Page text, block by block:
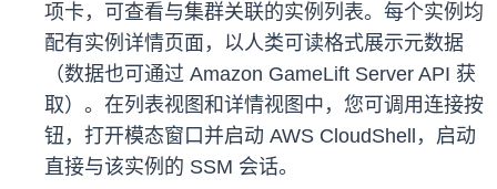
项卡，可查看与集群关联的实例列表。每个实例均
配有实例详情页面，以人类可读格式展示元数据
（数据也可通过 Amazon GameLift Server API 获
取）。在列表视图和详情视图中，您可调用连接按
钮，打开模态窗口并启动 AWS CloudShell，启动
直接与该实例的 SSM 会话。